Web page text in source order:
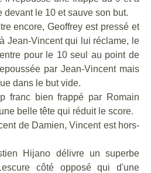
devant le 10 et sauve son but.
encore, Geoffrey est pressé et
Jean-Vincent qui lui réclame, le
pour le 10 seul au point de
par Jean-Vincent mais
dans le but vide.
franc bien frappé par Romain
belle tête qui réduit le score.
de Damien, Vincent est hors-
Hijano délivre un superbe
côté opposé qui d'une